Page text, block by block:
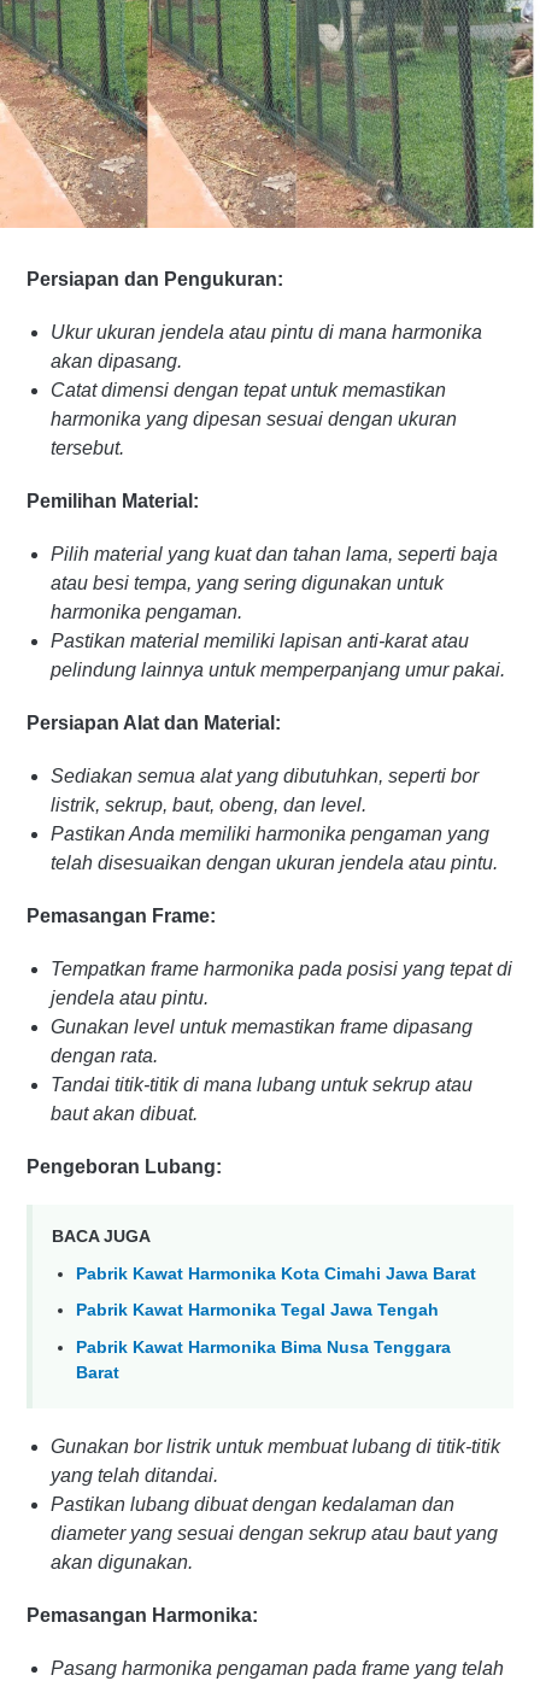
Persiapan dan Pengukuran:
Ukur ukuran jendela atau pintu di mana harmonika
akan dipasang.
Catat dimensi dengan tepat untuk memastikan
harmonika yang dipesan sesuai dengan ukuran
tersebut.
Pemilihan Material:
Pilih material yang kuat dan tahan lama, seperti baja
atau besi tempa, yang sering digunakan untuk
harmonika pengaman.
Pastikan material memiliki lapisan anti-karat atau
pelindung lainnya untuk memperpanjang umur pakai.
Persiapan Alat dan Material:
Sediakan semua alat yang dibutuhkan, seperti bor
listrik, sekrup, baut, obeng, dan level.
Pastikan Anda memiliki harmonika pengaman yang
telah disesuaikan dengan ukuran jendela atau pintu.
Pemasangan Frame:
Tempatkan frame harmonika pada posisi yang tepat di
jendela atau pintu.
Gunakan level untuk memastikan frame dipasang
dengan rata.
Tandai titik-titik di mana lubang untuk sekrup atau
baut akan dibuat.
Pengeboran Lubang:
BACA JUGA
Pabrik Kawat Harmonika Kota Cimahi Jawa Barat
Pabrik Kawat Harmonika Tegal Jawa Tengah
Pabrik Kawat Harmonika Bima Nusa Tenggara
Barat
Gunakan bor listrik untuk membuat lubang di titik-titik
yang telah ditandai.
Pastikan lubang dibuat dengan kedalaman dan
diameter yang sesuai dengan sekrup atau baut yang
akan digunakan.
Pemasangan Harmonika:
Pasang harmonika pengaman pada frame yang telah